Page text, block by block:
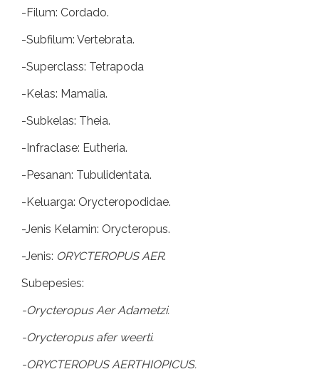
-Filum: Cordado.
-Subfilum: Vertebrata.
-Superclass: Tetrapoda
-Kelas: Mamalia.
-Subkelas: Theia.
-Infraclase: Eutheria.
-Pesanan: Tubulidentata.
-Keluarga: Orycteropodidae.
-Jenis Kelamin: Orycteropus.
-Jenis: ORYCTEROPUS AER.
Subepesies:
-Orycteropus Aer Adametzi.
-Orycteropus afer weerti.
-ORYCTEROPUS AERTHIOPICUS.